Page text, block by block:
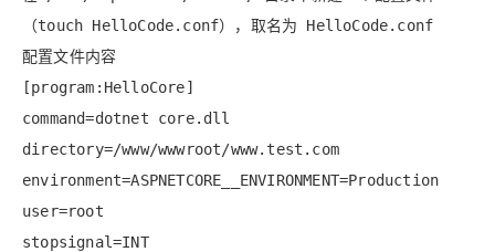
（touch HelloCode.conf），取名为 HelloCode.conf
配置文件内容
[program:HelloCore]
command=dotnet core.dll
directory=/www/wwwroot/www.test.com
environment=ASPNETCORE__ENVIRONMENT=Production
user=root
stopsignal=INT